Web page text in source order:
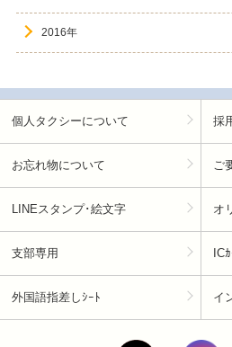
2016年
個人タクシーについて 採
お忘れ物について ご
LINEスタンプ･絵文字 オ
支部専用 IC
外国語指差しｼｰﾄ イ